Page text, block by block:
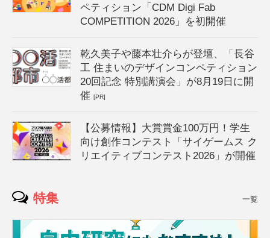
ペティション「CDM Digi Fab
COMPETITION 2026」を初開催
乾久美子や藤本壮介らが登壇、「長谷
工 住まいのデザインコンペティション
20回記念 特別講演会」が8月19日に開
催[PR]
【公募情報】大賞賞金100万円！学生
向け創作コンテスト「サイゲームス ク
リエイティブコンテスト2026」が開催
特集 一覧